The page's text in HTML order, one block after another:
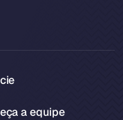
a equipe